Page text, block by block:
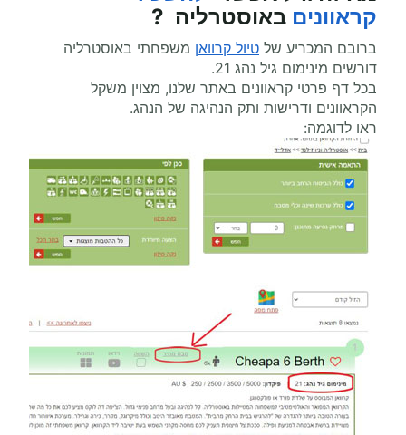
קראוונים באוסטרליה ?
ברובם המכריע של טיול קרוואן משפחתי באוסטרליה
דורשים מינימום גיל נהג 21.
בכל דף פרטי קראוונים באתר שלנו, מצוין משקל
הקראוונים ודרישות ותק הנהיגה של הנהג.
ראו לדוגמה: